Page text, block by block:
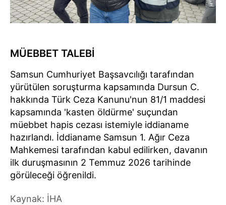
MÜEBBET TALEBİ
Samsun Cumhuriyet Başsavcılığı tarafından
yürütülen soruşturma kapsamında Dursun C.
hakkında Türk Ceza Kanunu'nun 81/1 maddesi
kapsamında 'kasten öldürme' suçundan
müebbet hapis cezası istemiyle iddianame
hazırlandı. İddianame Samsun 1. Ağır Ceza
Mahkemesi tarafından kabul edilirken, davanın
ilk duruşmasının 2 Temmuz 2026 tarihinde
görüleceği öğrenildi.
Kaynak: İHA